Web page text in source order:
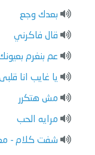
بعدك وجع
قال فاكرني
عم بنغرم بعيونك
يا غايب انا
مش هتكرر
مرايه الحب
شفت كلام -